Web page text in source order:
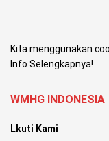
Kita menggunakan
Info Selengkapnya!
WMHG INDONESIA
Lkuti Kami